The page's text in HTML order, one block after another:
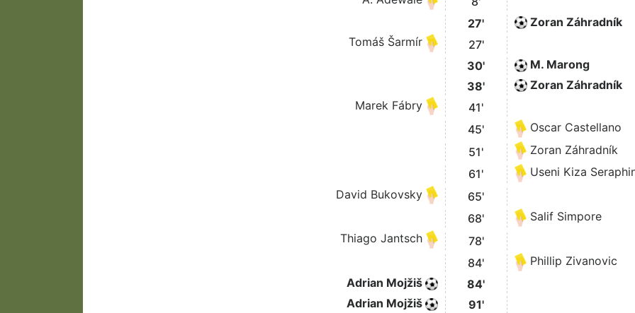
27'
Zoran Záhradník
Tomáš Šarmír
27'
30'
M. Marong
38'
Zoran Záhradník
Marek Fábry
41'
45'
Oscar Castellano
51'
Zoran Záhradník
61'
Useni Kiza
David Bukovsky
65'
68'
Salif Simpore
Thiago Jantsch
78'
84'
Phillip Zivanovic
Adrian Mojžiš
84'
Adrian Mojžiš
91'